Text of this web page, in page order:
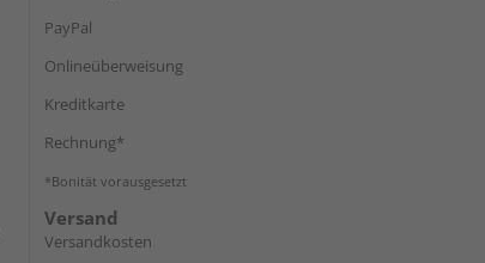
PayPal
Onlineüberweisung
Kreditkarte
Rechnung*
*Bonität vorausgesetzt
Versand
Versandkosten